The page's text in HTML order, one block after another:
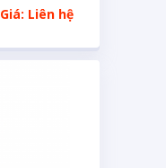
Giá: Liên hệ